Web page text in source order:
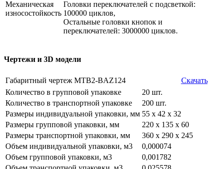
Механическая
износостойкость
Головки переключателей с подсветкой:
100000 циклов,
Остальные головки кнопок и
переключателей: 3000000 циклов.
Чертежи и 3D модели
Габаритный чертеж MTB2-BAZ124
Скачать
Количество в групповой упаковке
20 шт.
Количество в транспортной упаковке
200 шт.
Размеры индивидуальной упаковки, мм 55 х 42 х 32
Размеры групповой упаковки, мм
220 х 135 х 60
Размеры транспортной упаковки, мм
360 х 290 х 245
Объем индивидуальной упаковки, м3
0,000074
Объем групповой упаковки, м3
0,001782